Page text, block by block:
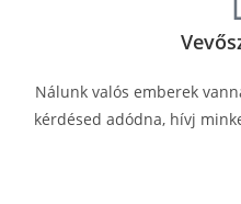
Nálunk valós emberek
kérdésed adódna, hívj